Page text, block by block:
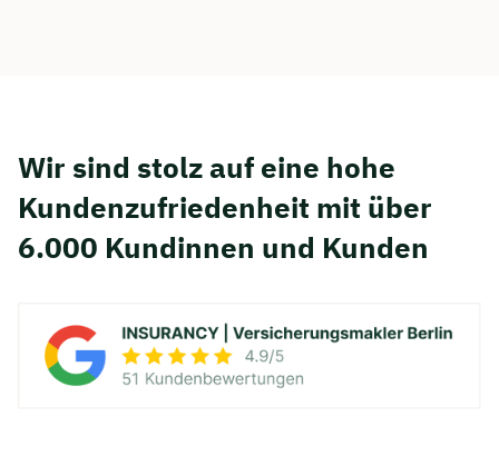
Wir sind stolz auf eine hohe
Kunden­zufriedenheit mit über
6.000 Kundinnen und Kunden